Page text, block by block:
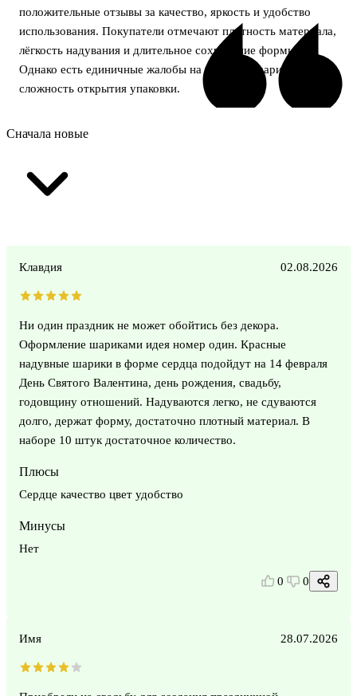
положительные отзывы за качество, яркость и удобство
использования. Покупатели отмечают плотность материала,
лёгкость надувания и длительное сохранение формы.
Однако есть единичные жалобы на тонкость шариков и
сложность открытия упаковки.
Сначала новые
Клавдия 02.08.2026
Ни один праздник не может обойтись без декора.
Оформление шариками идея номер один. Красные
надувные шарики в форме сердца подойдут на 14 февраля
День Святого Валентина, день рождения, свадьбу,
годовщину отношений. Надуваются легко, не сдуваются
долго, держат форму, достаточно плотный материал. В
наборе 10 штук достаточное количество.
Плюсы
Сердце качество цвет удобство
Минусы
Нет
0 0
Имя 28.07.2026